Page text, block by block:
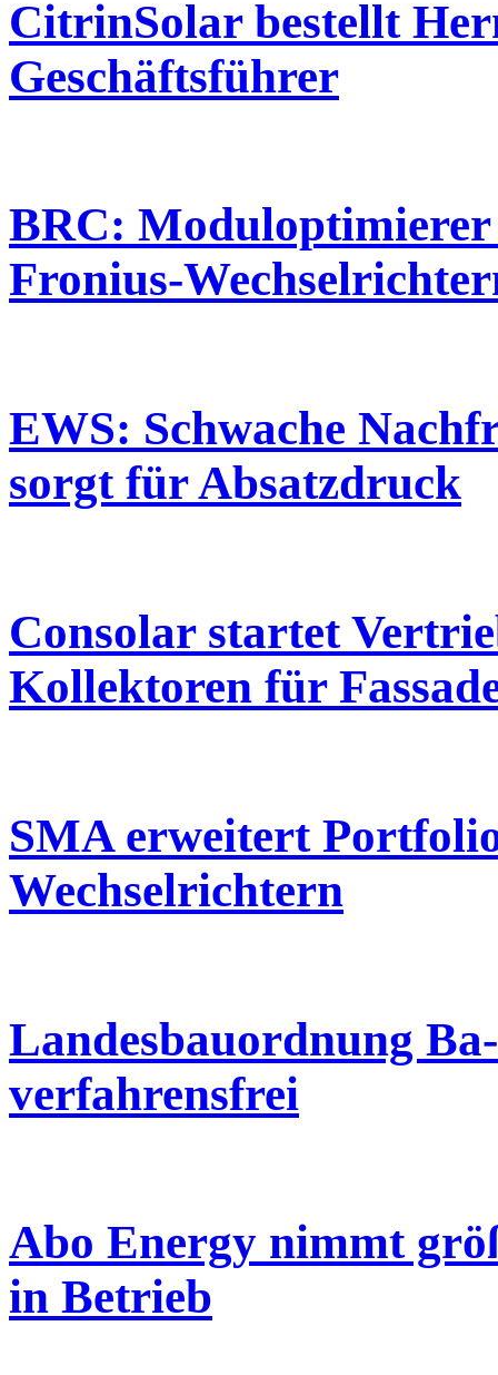
CitrinSolar bestellt
Geschäftsführer
BRC:
Fronius-
EWS: Schwache
sorgt für Absatzdruck
Consolar startet
Kollektoren für
SMA erweitert
Wechselrichtern
Landesbauordnung
verfahrensfrei
Abo Energy nimmt
in Betrieb